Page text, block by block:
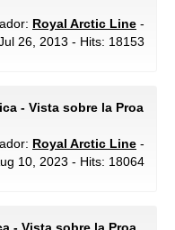
Royal Arctic Line -
26, 2013 - Hits: 18153
- Vista sobre la Proa
Royal Arctic Line -
10, 2023 - Hits: 18064